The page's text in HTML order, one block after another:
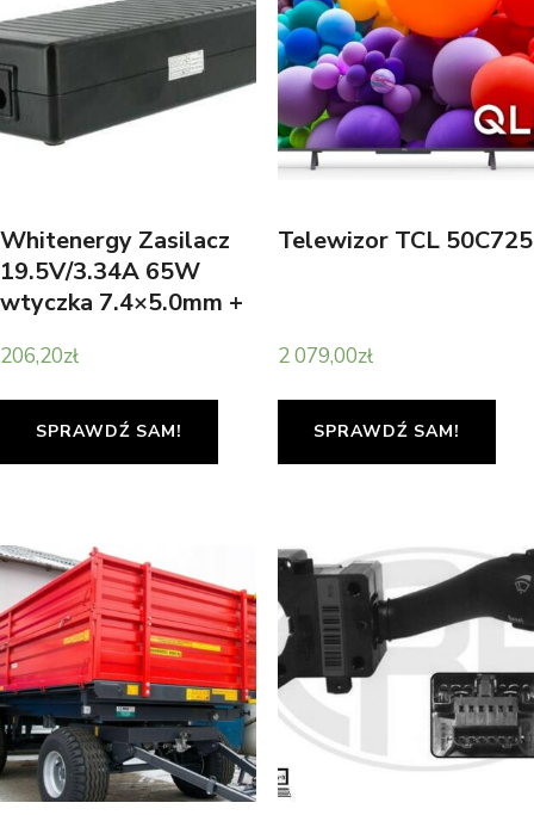
Whitenergy Zasilacz
19.5V/3.34A 65W
wtyczka 7.4×5.0mm +
206,20zł
SPRAWDŹ SAM!
Telewizor TCL 50C725
2 079,00zł
SPRAWDŹ SAM!